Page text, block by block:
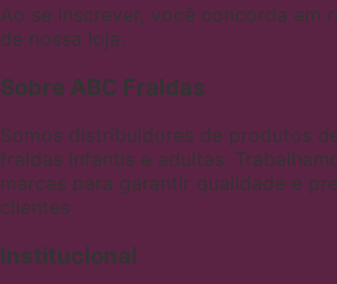
Ao se inscrever, você concorda em
de nossa loja.
Sobre ABC Fraldas
Somos distribuidores de produtos
fraldas infantis e adultas.
marcas para garantir qualidade e
clientes
Institucional